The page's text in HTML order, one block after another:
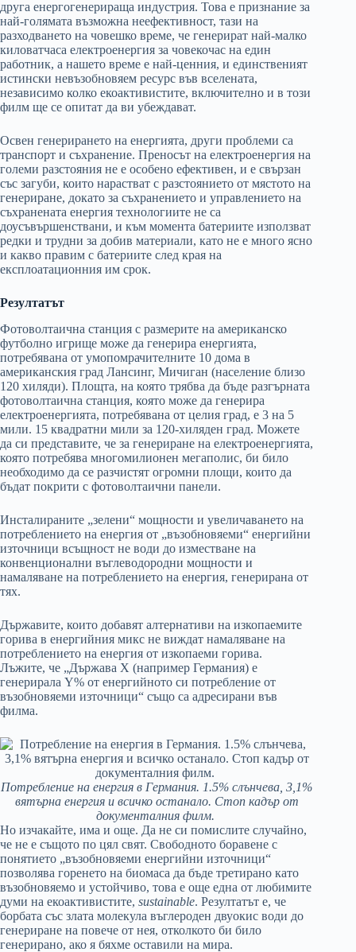
друга енергогенерираща индустрия. Това е признание за
най-голямата възможна неефективност, тази на
разходването на човешко време, че генерират най-малко
киловатчаса електроенергия за човекочас на един
работник, а нашето време е най-ценния, и единственият
истински невъзобновяем ресурс във вселената,
независимо колко екоактивистите, включително и в този
филм ще се опитат да ви убеждават.
Освен генерирането на енергията, други проблеми са
транспорт и съхранение. Преносът на електроенергия на
големи разстояния не е особено ефективен, и е свързан
със загуби, които нарастват с разстоянието от мястото на
генериране, докато за съхранението и управлението на
съхранената енергия технологиите не са
доусъвършенствани, и към момента батериите използват
редки и трудни за добив материали, като не е много ясно
и какво правим с батериите след края на
експлоатационния им срок.
Резултатът
Фотоволтаична станция с размерите на американско
футболно игрище може да генерира енергията,
потребявана от умопомрачителните 10 дома в
американския град Лансинг, Мичиган (население близо
120 хиляди). Площта, на която трябва да бъде разгърната
фотоволтаична станция, която може да генерира
електроенергията, потребявана от целия град, е 3 на 5
мили. 15 квадратни мили за 120-хиляден град. Можете
да си представите, че за генериране на електроенергията,
която потребява многомилионен мегаполис, би било
необходимо да се разчистят огромни площи, които да
бъдат покрити с фотоволтаични панели.
Инсталираните „зелени“ мощности и увеличаването на
потреблението на енергия от „възобновяеми“ енергийни
източници всъщност не води до изместване на
конвенционални въглеводородни мощности и
намаляване на потреблението на енергия, генерирана от
тях.
Държавите, които добавят алтернативи на изкопаемите
горива в енергийния микс не виждат намаляване на
потреблението на енергия от изкопаеми горива.
Лъжите, че „Държава Х (например Германия) е
генерирала Y% от енергийното си потребление от
възобновяеми източници“ също са адресирани във
филма.
Потребление на енергия в Германия. 1.5% слънчева, 3,1%
вятърна енергия и всичко останало. Стоп кадър от
документалния филм.
Но изчакайте, има и още. Да не си помислите случайно,
че не е същото по цял свят. Свободното боравене с
понятието „възобновяеми енергийни източници“
позволява горенето на биомаса да бъде третирано като
възобновяемо и устойчиво, това е още една от любимите
думи на екоактивистите, sustainable. Резултатът е, че
борбата със злата молекула въглероден двуокис води до
генериране на повече от нея, отколкото би било
генерирано, ако я бяхме оставили на мира.